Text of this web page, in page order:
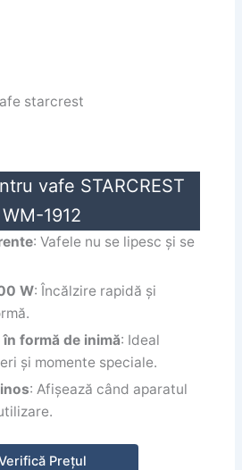
vafe STARCREST
WM-1912
: Vafele nu se lipesc și se
W: Încălzire rapidă și
formă de inimă: Ideal
și momente speciale.
: Afișează când aparatul
Prețul